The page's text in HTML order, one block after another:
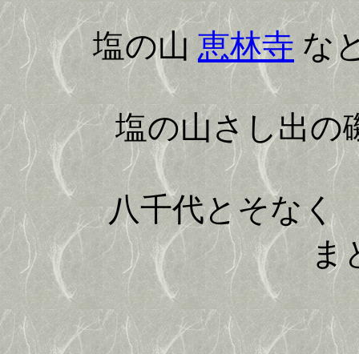
塩の山恵林寺な
塩の山さし出の磯
八千代とそなく
ま